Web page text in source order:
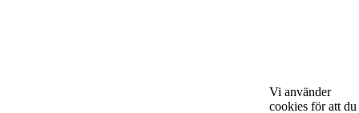
Vi använder
cookies för att du